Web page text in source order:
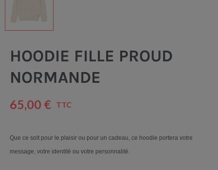
HOODIE FILLE PROUD
NORMANDE
65,00 € TTC
Que ce soit pour le plaisir ou pour un cadeau, ce hoodie portera votre
message, votre identité ou votre personnalité.